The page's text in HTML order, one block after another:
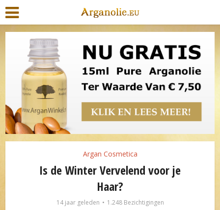
Argan Cosmetica
Is de Winter Vervelend voor je
Haar?
14 jaar geleden 1.248 Bezichtigingen